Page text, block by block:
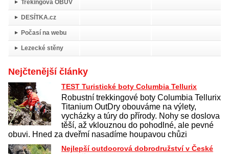
Trekingová OBUV
DESÍTKA.cz
Počasí na webu
Lezecké stěny
Nejčtenější články
TEST Turistické boty Columbia Tellurix
Robustní trekkingové boty Columbia Tellurix
Titanium OutDry obouváme na výlety,
vycházky a túry do přírody. Nohy se doslova
těší, až vklouznou do pohodlné, ale pevné
obuvi. Hned za dveřmí nasadíme houpavou chůzi
Nejlepší outdoorová dobrodružství v České